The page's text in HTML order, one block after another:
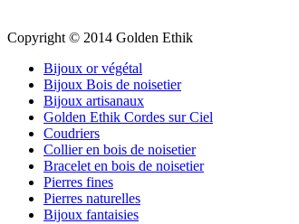
Copyright © 2014 Golden Ethik
Bijoux or végétal
Bijoux Bois de noisetier
Bijoux artisanaux
Golden Ethik Cordes sur Ciel
Coudriers
Collier en bois de noisetier
Bracelet en bois de noisetier
Pierres fines
Pierres naturelles
Bijoux fantaisies